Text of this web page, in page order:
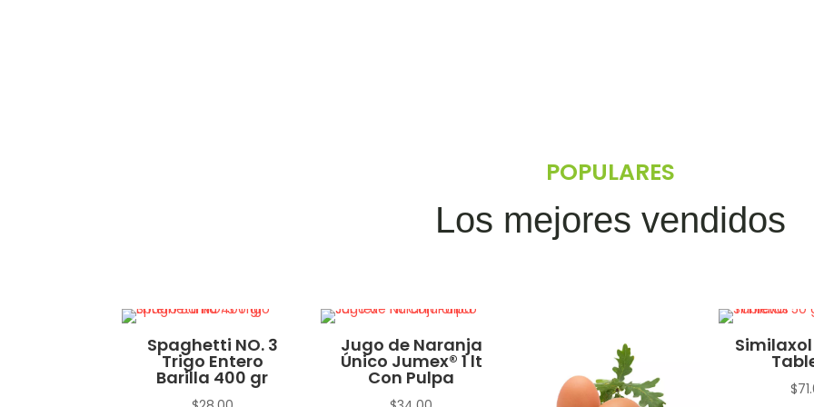
POPULARES
Los mejores vendidos
Spaghetti NO. 3
Trigo Entero
Barilla 400 gr
Jugo de Naranja
Único Jumex® 1 lt
Con Pulpa $